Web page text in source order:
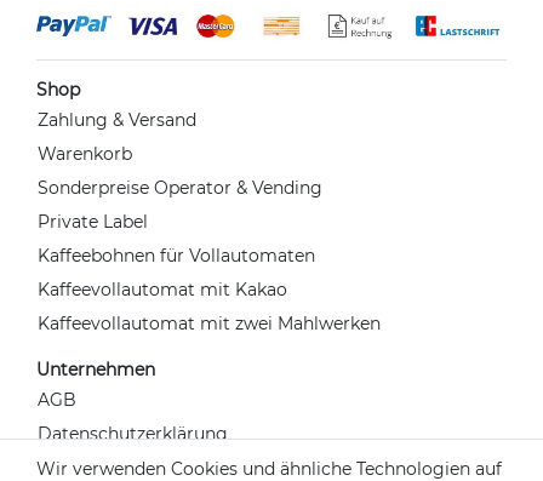
Shop
Zahlung & Versand
Warenkorb
Sonderpreise Operator & Vending
Private Label
Kaffeebohnen für Vollautomaten
Kaffeevollautomat mit Kakao
Kaffeevollautomat mit zwei Mahlwerken
Unternehmen
AGB
Datenschutzerklärung
Widerrufsrecht
Wir verwenden Cookies und ähnliche Technologien auf